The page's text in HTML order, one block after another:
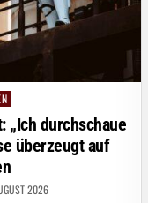
„Ich durchschaue
überzeugt auf
2026